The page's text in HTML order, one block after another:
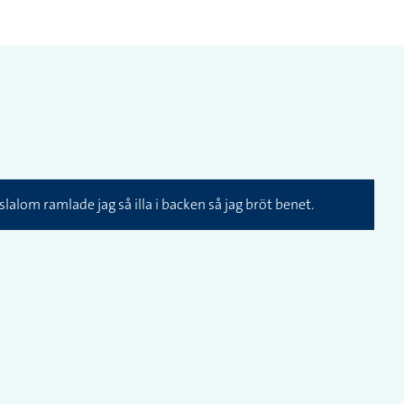
ramlade jag så illa i backen så jag bröt benet.